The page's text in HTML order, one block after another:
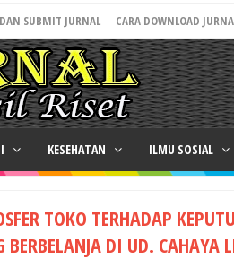
SUBMIT JURNAL CARA DOWNLOAD
KESEHATAN ILMU SOSIAL
TOKO TERHADAP
BERBELANJA DI UD. CAHAYA